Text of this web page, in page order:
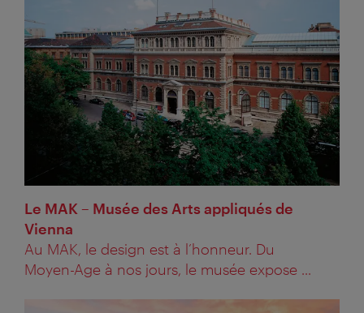
Le MAK – Musée des Arts appliqués de
Vienna
Au MAK, le design est à l’honneur. Du
Moyen-Age à nos jours, le musée expose ...